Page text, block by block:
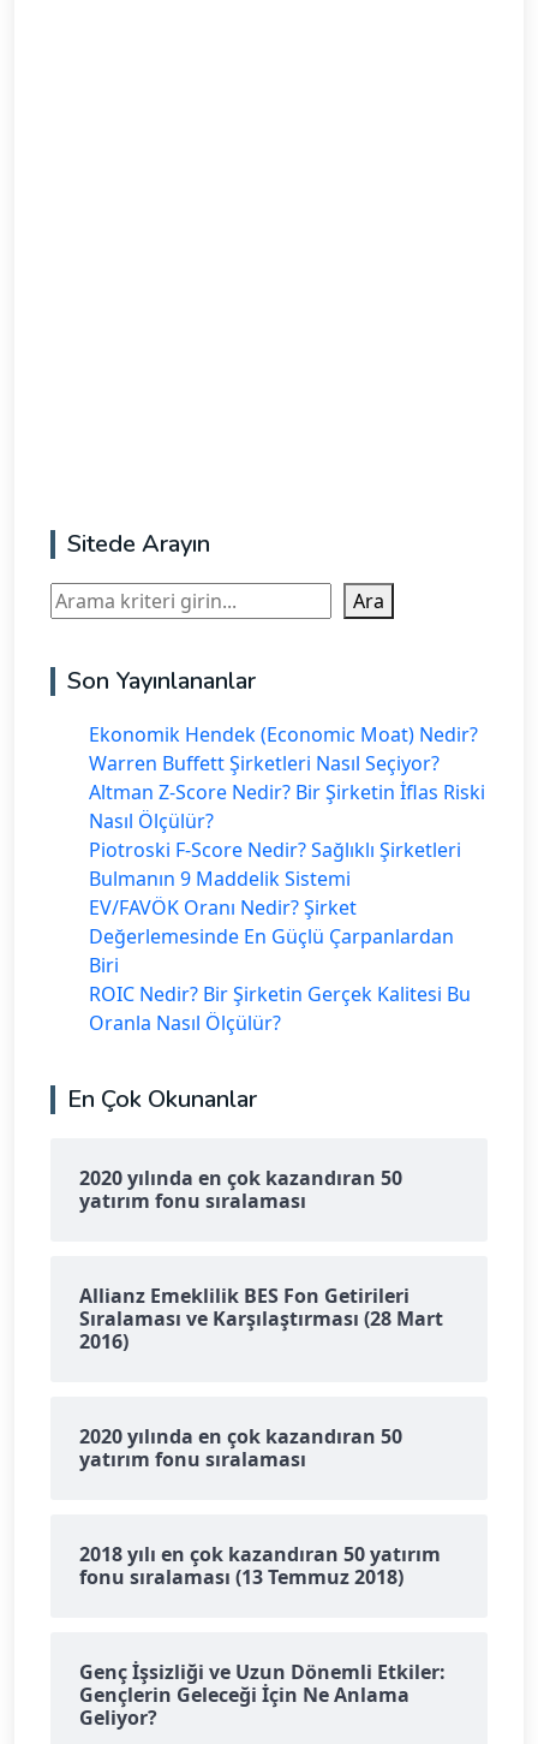
Sitede Arayın
Ara Ara
Son Yayınlananlar
Ekonomik Hendek (Economic Moat) Nedir?
Warren Buffett Şirketleri Nasıl Seçiyor?
Altman Z-Score Nedir? Bir Şirketin İflas Riski
Nasıl Ölçülür?
Piotroski F-Score Nedir? Sağlıklı Şirketleri
Bulmanın 9 Maddelik Sistemi
EV/FAVÖK Oranı Nedir? Şirket
Değerlemesinde En Güçlü Çarpanlardan
Biri
ROIC Nedir? Bir Şirketin Gerçek Kalitesi Bu
Oranla Nasıl Ölçülür?
En Çok Okunanlar
2020 yılında en çok kazandıran 50
yatırım fonu sıralaması
Allianz Emeklilik BES Fon Getirileri
Sıralaması ve Karşılaştırması (28 Mart
2016)
2020 yılında en çok kazandıran 50
yatırım fonu sıralaması
2018 yılı en çok kazandıran 50 yatırım
fonu sıralaması (13 Temmuz 2018)
Genç İşsizliği ve Uzun Dönemli Etkiler:
Gençlerin Geleceği İçin Ne Anlama
Geliyor?